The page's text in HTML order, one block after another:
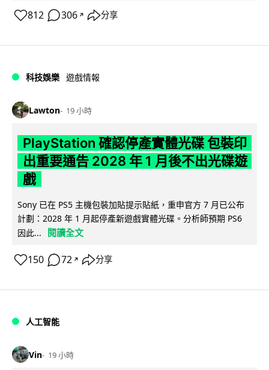
812 306 ↗ 分享
科技娛樂 遊戲情報
Lawton 19 小時
PlayStation 確認停產實體光碟 包裝印
出重要通告 2028 年 1 月後不出光碟遊
戲
Sony 已在 PS5 主機包裝加貼提示貼紙，重申官方 7 月已公布
計劃：2028 年 1 月起停產新遊戲實體光碟。分析師預期 PS6
因此...
閱讀全文
150 72 ↗ 分享
人工智能
Vin 19 小時